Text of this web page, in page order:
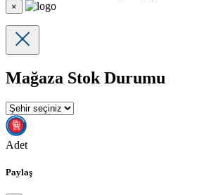
×
Mağaza Stok Durumu
Adet
Paylaş